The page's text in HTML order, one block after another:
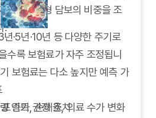
라면 갱신형 담보의 비중을 조
.
·5년·10년 등 다양한 주기로
수록 보험료가 자주 조정됩니
보험료는 다소 높지만 예측 가
증가, 손해율, 의료 수가 변화
인트 권장 조치